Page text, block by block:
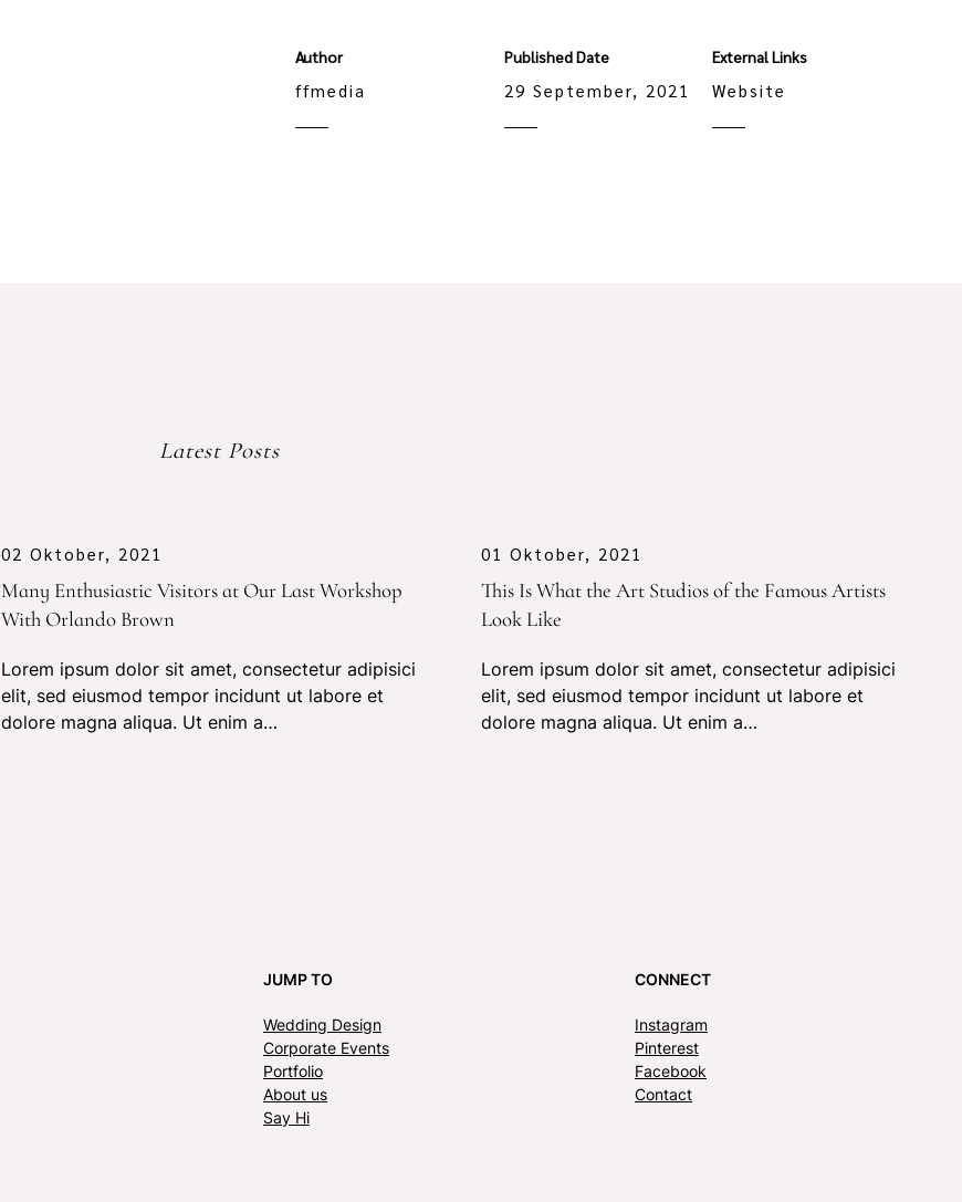
Author
ffmedia
Published Date
29 September, 2021
External Links
Website
Latest Posts
02 Oktober, 2021
Many Enthusiastic Visitors at Our Last Workshop
With Orlando Brown
Lorem ipsum dolor sit amet, consectetur adipisici
elit, sed eiusmod tempor incidunt ut labore et
dolore magna aliqua. Ut enim a…
01 Oktober, 2021
This Is What the Art Studios of the Famous Artists
Look Like
Lorem ipsum dolor sit amet, consectetur adipisici
elit, sed eiusmod tempor incidunt ut labore et
dolore magna aliqua. Ut enim a…
JUMP TO
Wedding Design
Corporate Events
Portfolio
About us
Say Hi
CONNECT
Instagram
Pinterest
Facebook
Contact